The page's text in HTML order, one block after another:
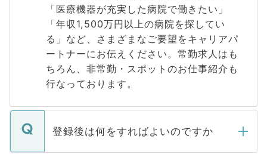
「医療機器が充実した病院で働きたい」
「年収1,500万円以上の病院を探してい
る」など、さまざまなご要望をキャリアパ
ートナーにお伝えください。常勤求人はも
ちろん、非常勤・スポットのお仕事紹介も
行なっております。
登録後は何をすればよいのですか